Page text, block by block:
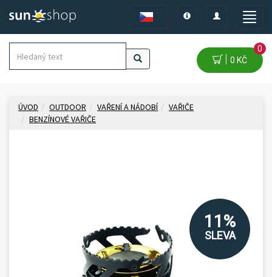
Toggle
Toggle
navigation
Toggle
0 KČ
0
ÚVOD OUTDOOR VAŘENÍ A NÁDOBÍ
VAŘIČE
BENZÍNOVÉ VAŘIČE
11%
SLEVA